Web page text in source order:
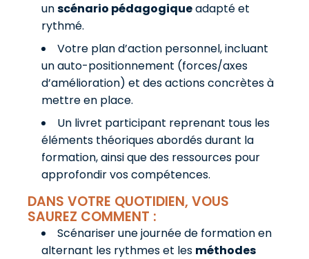
unscénario pédagogiqueadapté et
rythmé.
Votre plan d’action personnel, incluant
un auto-positionnement (forces/axes
d’amélioration) et des actions concrètes à
mettre en place.
Un livret participant reprenant tous les
éléments théoriques abordés durant la
formation, ainsi que des ressources pour
approfondir vos compétences.
DANS VOTRE QUOTIDIEN, VOUS
SAUREZ COMMENT :
Scénariser une journée de formation en
alternant les rythmes et les méthodes